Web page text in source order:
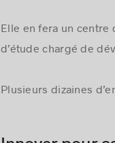
Elle en fera un centre
d’étude chargé de
Plusieurs dizaines